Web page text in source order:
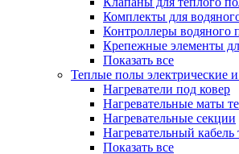
Комплекты для
Контроллеры водяного
Крепежные элементы
Показать все
Теплые полы электрические
Нагреватели под ковер
Нагревательные маты
Нагревательные секции
Нагревательный кабель
Показать все